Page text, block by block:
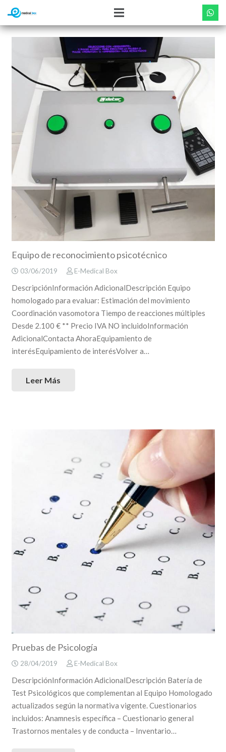
Equipo de reconocimiento psicotécnico
03/06/2019 E-Medical Box
DescripciónInformación AdicionalDescripción Equipo
homologado para evaluar: Estimación del movimiento
Coordinación vasomotora Tiempo de reacciones múltiples
Desde 2.100 € ** Precio IVA NO incluidoInformación
AdicionalContacta AhoraEquipamiento de
interésEquipamiento de interésVolver a…
Leer Más
Pruebas de Psicología
28/04/2019 E-Medical Box
DescripciónInformación AdicionalDescripción Batería de
Test Psicológicos que complementan al Equipo Homologado
actualizados según la normativa vigente. Cuestionarios
incluidos: Anamnesis específica – Cuestionario general
Trastornos mentales y de conducta – Inventario…